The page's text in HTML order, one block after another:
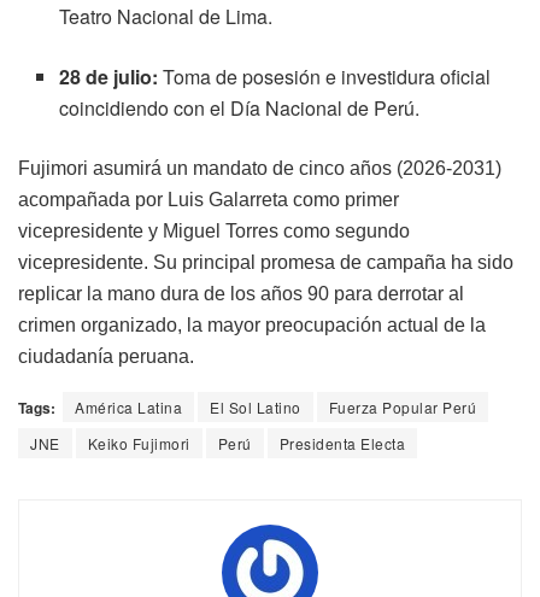
Teatro Nacional de Lima.
28 de julio: Toma de posesión e investidura oficial
coincidiendo con el Día Nacional de Perú.
Fujimori asumirá un mandato de cinco años (2026-2031)
acompañada por Luis Galarreta como primer
vicepresidente y Miguel Torres como segundo
vicepresidente. Su principal promesa de campaña ha sido
replicar la mano dura de los años 90 para derrotar al
crimen organizado, la mayor preocupación actual de la
ciudadanía peruana.
Tags: América Latina El Sol Latino
Fuerza Popular Perú
JNE
Keiko Fujimori Perú Presidenta Electa